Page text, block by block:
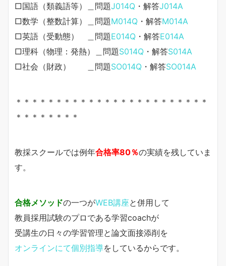
□国語（類義語等）＿問題J014Q ・解答J014A
□数学（整数計算）＿問題M014Q ・解答M014A
□英語（受動態） ＿問題E014Q ・解答E014A
□理科（物理：発熱）＿問題S014Q ・解答S014A
□社会（財政） ＿問題SO014Q ・解答SO014A
＊＊＊＊＊＊＊＊＊＊＊＊＊＊＊＊＊＊＊＊＊＊＊＊
＊＊＊＊＊＊＊＊
教採スクールでは例年合格率80％の実績を残していま
す。
合格メソッドの一つがWEB講座と併用して
教員採用試験のプロである学習coachが
受講生の日々の学習管理と論文面接添削を
オンラインにて個別指導をしているからです。